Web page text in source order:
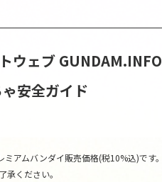
ウェブ GUNDAM.INFO
安全ガイド
アムバンダイ販売価格(税10%込)です。
ください。